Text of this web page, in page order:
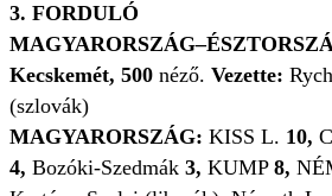
3. FORDULÓ
Kecskemét, 500 néző. Vezette:
(szlovák)
MAGYARORSZÁG: KISS L. 10,
4, Bozóki-Szedmák 3, KUMP 8,